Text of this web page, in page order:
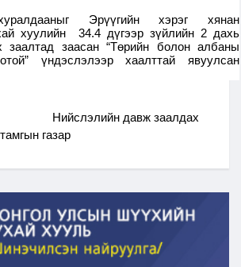
Эрүүгийн хэрэг хянан
хуулийн 34.4 дүгээр зүйлийн 2 дахь
заалтад заасан “Төрийн болон албаны
үндэслэлээр хаалттай явуулсан
давж заалдах
газар